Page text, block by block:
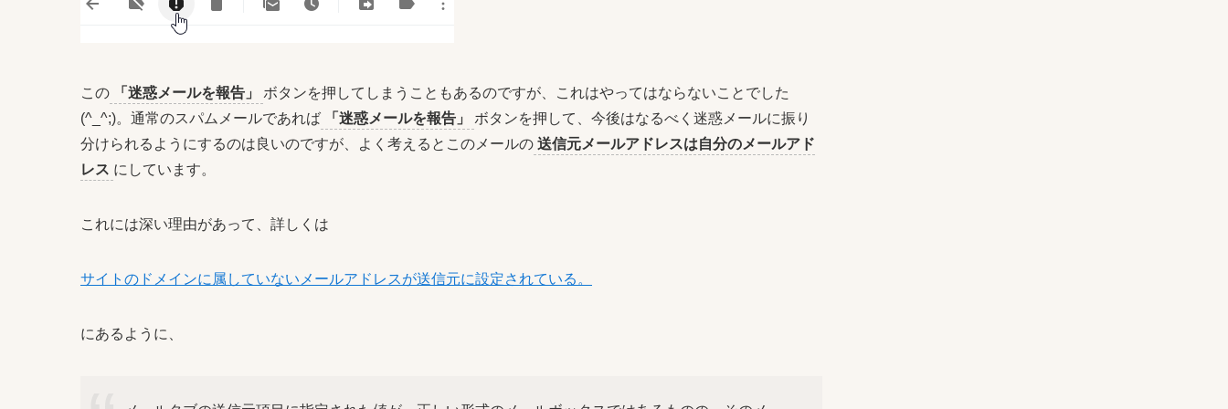
この 「迷惑メールを報告」
ボタンを押してしまうこともあるのですが、これはやってはならないことでした
(^_^;)。通常のスパムメールであれば
「迷惑メールを報告」
ボタンを押して、今後はなるべく迷惑メールに振り
分けられるようにするのは良いのですが、よく考えるとこのメールの 送信元メールアドレスは自分のメールアド
レス にしています。
これには深い理由があって、詳しくは
サイトのドメインに属していないメールアドレスが送信元に設定されている。
にあるように、